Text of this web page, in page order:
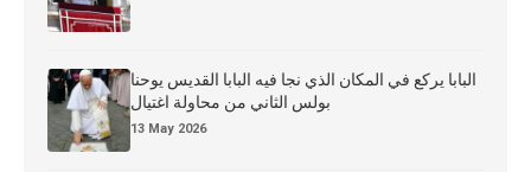
البابا يركع في المكان الذي نجا فيه البابا القديس يوحنا
بولس الثاني من محاولة اغتيال
13 May 2026